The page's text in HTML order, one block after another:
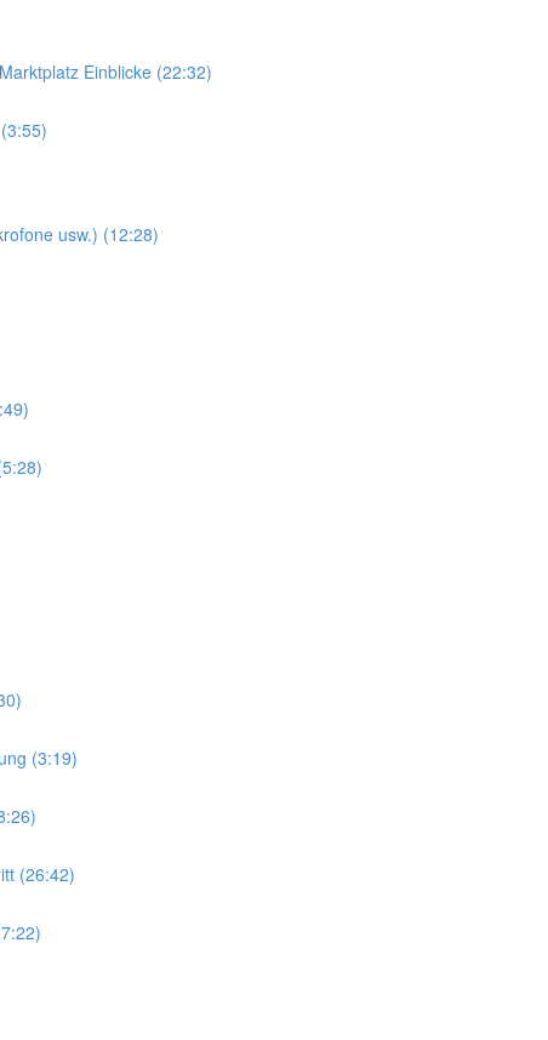
Einblicke (22:32)
usw.) (12:28)
(3:19)
(26:42)